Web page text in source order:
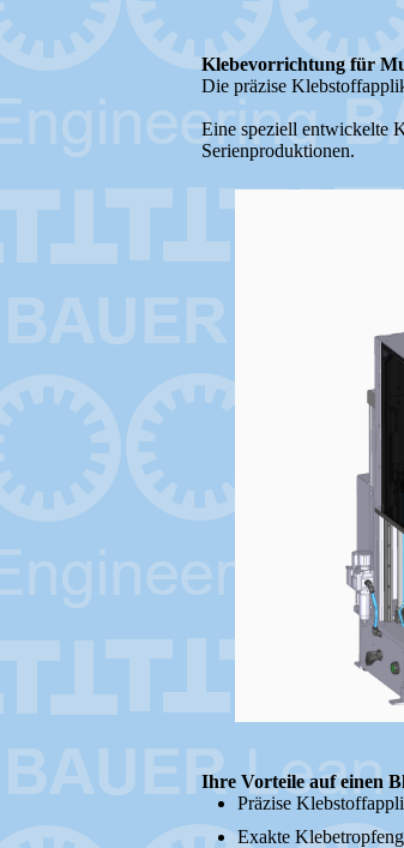
Klebevorrichtung für
Die präzise
Eine speziell entwickelte
Serienproduktionen.
Ihre Vorteile auf einen
Präzise
Exakte